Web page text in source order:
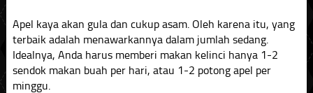
Apel kaya akan gula dan cukup asam. Oleh karena itu, yang
terbaik adalah menawarkannya dalam jumlah sedang.
Idealnya, Anda harus memberi makan kelinci hanya 1-2
sendok makan buah per hari, atau 1-2 potong apel per
minggu.